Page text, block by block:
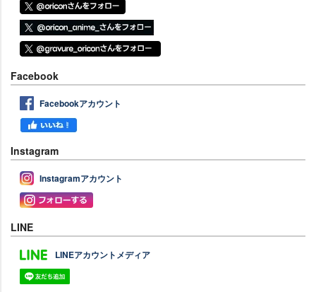
Facebook
Facebookアカウント
Instagram
Instagramアカウント
LINE
LINEアカウントメディア